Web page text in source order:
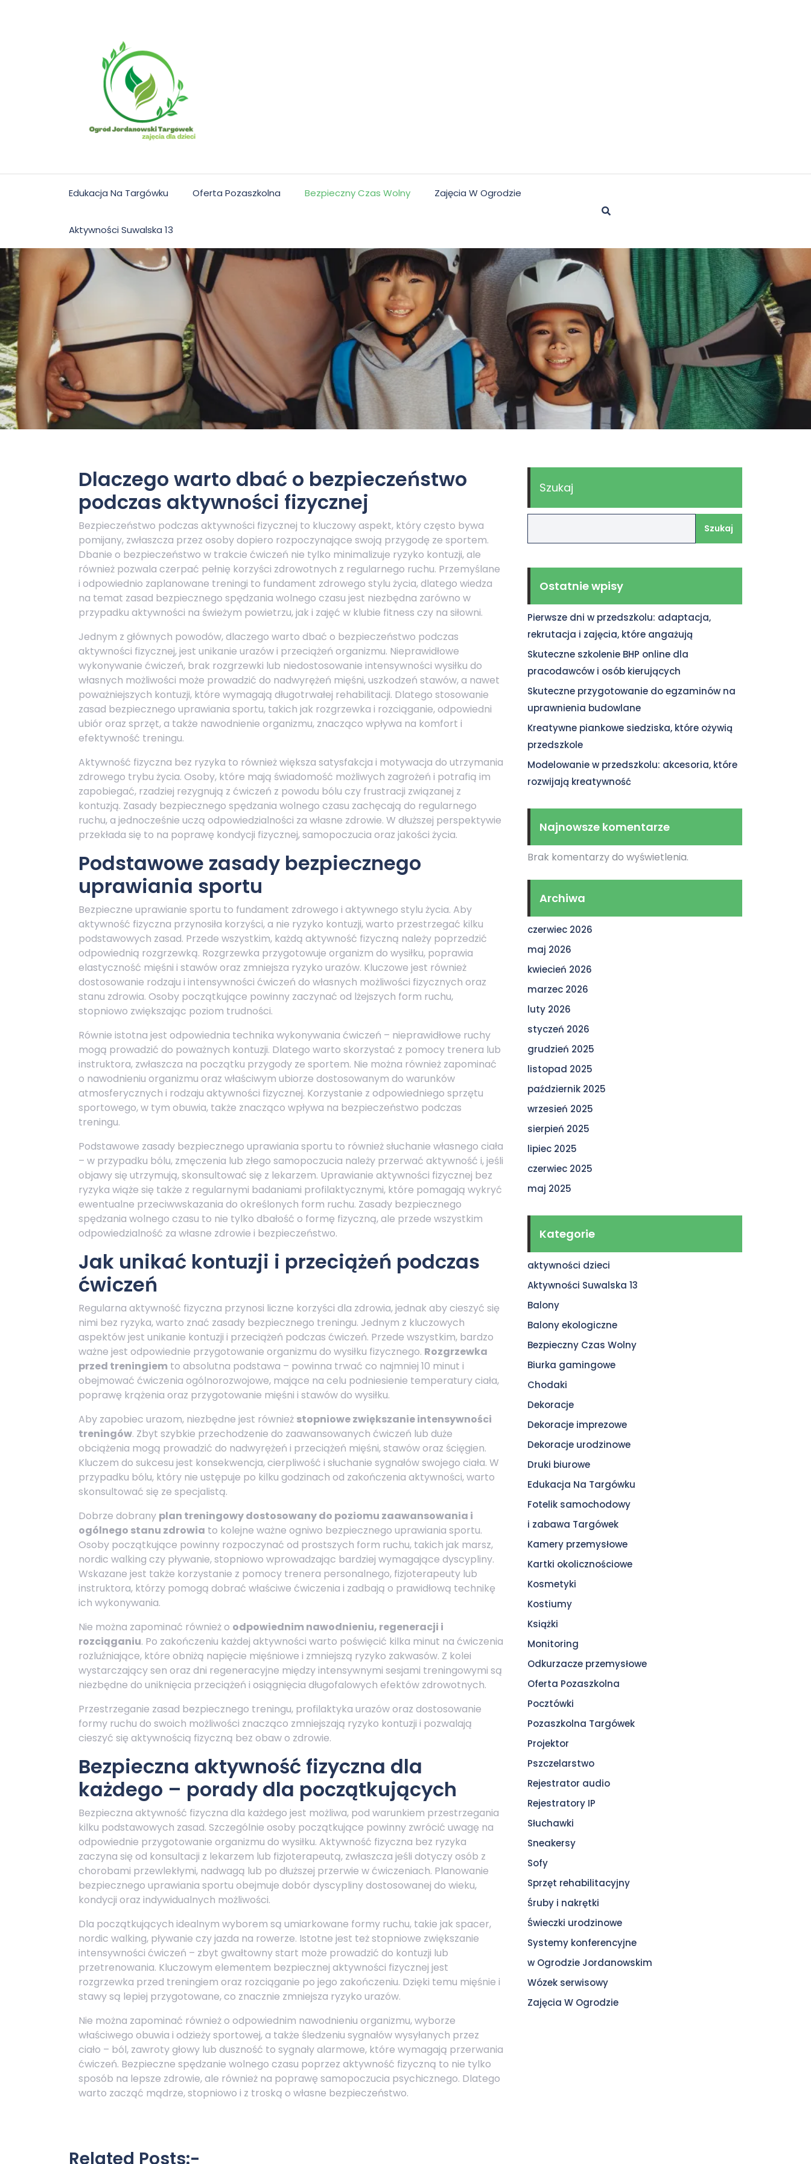
Edukacja Na Targówku Oferta Pozaszkolna Bezpieczny Czas Wolny Zajęcia W Ogrodzie
Aktywności Suwalska 13
Dlaczego warto dbać o bezpieczeństwo
podczas aktywności fizycznej
Bezpieczeństwo podczas aktywności fizycznej to kluczowy aspekt, który często bywa
pomijany, zwłaszcza przez osoby dopiero rozpoczynające swoją przygodę ze sportem.
Dbanie o bezpieczeństwo w trakcie ćwiczeń nie tylko minimalizuje ryzyko kontuzji, ale
również pozwala czerpać pełnię korzyści zdrowotnych z regularnego ruchu. Przemyślane
i odpowiednio zaplanowane treningi to fundament zdrowego stylu życia, dlatego wiedza
na temat zasad bezpiecznego spędzania wolnego czasu jest niezbędna zarówno w
przypadku aktywności na świeżym powietrzu, jak i zajęć w klubie fitness czy na siłowni.
Jednym z głównych powodów, dlaczego warto dbać o bezpieczeństwo podczas
aktywności fizycznej, jest unikanie urazów i przeciążeń organizmu. Nieprawidłowe
wykonywanie ćwiczeń, brak rozgrzewki lub niedostosowanie intensywności wysiłku do
własnych możliwości może prowadzić do nadwyrężeń mięśni, uszkodzeń stawów, a nawet
poważniejszych kontuzji, które wymagają długotrwałej rehabilitacji. Dlatego stosowanie
zasad bezpiecznego uprawiania sportu, takich jak rozgrzewka i rozciąganie, odpowiedni
ubiór oraz sprzęt, a także nawodnienie organizmu, znacząco wpływa na komfort i
efektywność treningu.
Aktywność fizyczna bez ryzyka to również większa satysfakcja i motywacja do utrzymania
zdrowego trybu życia. Osoby, które mają świadomość możliwych zagrożeń i potrafią im
zapobiegać, rzadziej rezygnują z ćwiczeń z powodu bólu czy frustracji związanej z
kontuzją. Zasady bezpiecznego spędzania wolnego czasu zachęcają do regularnego
ruchu, a jednocześnie uczą odpowiedzialności za własne zdrowie. W dłuższej perspektywie
przekłada się to na poprawę kondycji fizycznej, samopoczucia oraz jakości życia.
Podstawowe zasady bezpiecznego
uprawiania sportu
Bezpieczne uprawianie sportu to fundament zdrowego i aktywnego stylu życia. Aby
aktywność fizyczna przynosiła korzyści, a nie ryzyko kontuzji, warto przestrzegać kilku
podstawowych zasad. Przede wszystkim, każdą aktywność fizyczną należy poprzedzić
odpowiednią rozgrzewką. Rozgrzewka przygotowuje organizm do wysiłku, poprawia
elastyczność mięśni i stawów oraz zmniejsza ryzyko urazów. Kluczowe jest również
dostosowanie rodzaju i intensywności ćwiczeń do własnych możliwości fizycznych oraz
stanu zdrowia. Osoby początkujące powinny zaczynać od lżejszych form ruchu,
stopniowo zwiększając poziom trudności.
Równie istotna jest odpowiednia technika wykonywania ćwiczeń – nieprawidłowe ruchy
mogą prowadzić do poważnych kontuzji. Dlatego warto skorzystać z pomocy trenera lub
instruktora, zwłaszcza na początku przygody ze sportem. Nie można również zapominać
o nawodnieniu organizmu oraz właściwym ubiorze dostosowanym do warunków
atmosferycznych i rodzaju aktywności fizycznej. Korzystanie z odpowiedniego sprzętu
sportowego, w tym obuwia, także znacząco wpływa na bezpieczeństwo podczas
treningu.
Podstawowe zasady bezpiecznego uprawiania sportu to również słuchanie własnego ciała
– w przypadku bólu, zmęczenia lub złego samopoczucia należy przerwać aktywność i, jeśli
objawy się utrzymują, skonsultować się z lekarzem. Uprawianie aktywności fizycznej bez
ryzyka wiąże się także z regularnymi badaniami profilaktycznymi, które pomagają wykryć
ewentualne przeciwwskazania do określonych form ruchu. Zasady bezpiecznego
spędzania wolnego czasu to nie tylko dbałość o formę fizyczną, ale przede wszystkim
odpowiedzialność za własne zdrowie i bezpieczeństwo.
Jak unikać kontuzji i przeciążeń podczas
ćwiczeń
Regularna aktywność fizyczna przynosi liczne korzyści dla zdrowia, jednak aby cieszyć się
nimi bez ryzyka, warto znać zasady bezpiecznego treningu. Jednym z kluczowych
aspektów jest unikanie kontuzji i przeciążeń podczas ćwiczeń. Przede wszystkim, bardzo
ważne jest odpowiednie przygotowanie organizmu do wysiłku fizycznego. Rozgrzewka
przed treningiem to absolutna podstawa – powinna trwać co najmniej 10 minut i
obejmować ćwiczenia ogólnorozwojowe, mające na celu podniesienie temperatury ciała,
poprawę krążenia oraz przygotowanie mięśni i stawów do wysiłku.
Aby zapobiec urazom, niezbędne jest również stopniowe zwiększanie intensywności
treningów. Zbyt szybkie przechodzenie do zaawansowanych ćwiczeń lub duże
obciążenia mogą prowadzić do nadwyrężeń i przeciążeń mięśni, stawów oraz ścięgien.
Kluczem do sukcesu jest konsekwencja, cierpliwość i słuchanie sygnałów swojego ciała. W
przypadku bólu, który nie ustępuje po kilku godzinach od zakończenia aktywności, warto
skonsultować się ze specjalistą.
Dobrze dobrany plan treningowy dostosowany do poziomu zaawansowania i
ogólnego stanu zdrowia to kolejne ważne ogniwo bezpiecznego uprawiania sportu.
Osoby początkujące powinny rozpoczynać od prostszych form ruchu, takich jak marsz,
nordic walking czy pływanie, stopniowo wprowadzając bardziej wymagające dyscypliny.
Wskazane jest także korzystanie z pomocy trenera personalnego, fizjoterapeuty lub
instruktora, którzy pomogą dobrać właściwe ćwiczenia i zadbają o prawidłową technikę
ich wykonywania.
Nie można zapominać również o odpowiednim nawodnieniu, regeneracji i
rozciąganiu. Po zakończeniu każdej aktywności warto poświęcić kilka minut na ćwiczenia
rozluźniające, które obniżą napięcie mięśniowe i zmniejszą ryzyko zakwasów. Z kolei
wystarczający sen oraz dni regeneracyjne między intensywnymi sesjami treningowymi są
niezbędne do uniknięcia przeciążeń i osiągnięcia długofalowych efektów zdrowotnych.
Przestrzeganie zasad bezpiecznego treningu, profilaktyka urazów oraz dostosowanie
formy ruchu do swoich możliwości znacząco zmniejszają ryzyko kontuzji i pozwalają
cieszyć się aktywnością fizyczną bez obaw o zdrowie.
Bezpieczna aktywność fizyczna dla
każdego – porady dla początkujących
Bezpieczna aktywność fizyczna dla każdego jest możliwa, pod warunkiem przestrzegania
kilku podstawowych zasad. Szczególnie osoby początkujące powinny zwrócić uwagę na
odpowiednie przygotowanie organizmu do wysiłku. Aktywność fizyczna bez ryzyka
zaczyna się od konsultacji z lekarzem lub fizjoterapeutą, zwłaszcza jeśli dotyczy osób z
chorobami przewlekłymi, nadwagą lub po dłuższej przerwie w ćwiczeniach. Planowanie
bezpiecznego uprawiania sportu obejmuje dobór dyscypliny dostosowanej do wieku,
kondycji oraz indywidualnych możliwości.
Dla początkujących idealnym wyborem są umiarkowane formy ruchu, takie jak spacer,
nordic walking, pływanie czy jazda na rowerze. Istotne jest też stopniowe zwiększanie
intensywności ćwiczeń – zbyt gwałtowny start może prowadzić do kontuzji lub
przetrenowania. Kluczowym elementem bezpiecznej aktywności fizycznej jest
rozgrzewka przed treningiem oraz rozciąganie po jego zakończeniu. Dzięki temu mięśnie i
stawy są lepiej przygotowane, co znacznie zmniejsza ryzyko urazów.
Nie można zapominać również o odpowiednim nawodnieniu organizmu, wyborze
właściwego obuwia i odzieży sportowej, a także śledzeniu sygnałów wysyłanych przez
ciało – ból, zawroty głowy lub duszność to sygnały alarmowe, które wymagają przerwania
ćwiczeń. Bezpieczne spędzanie wolnego czasu poprzez aktywność fizyczną to nie tylko
sposób na lepsze zdrowie, ale również na poprawę samopoczucia psychicznego. Dlatego
warto zacząć mądrze, stopniowo i z troską o własne bezpieczeństwo.
Related Posts:-
Szukaj
Szukaj
Ostatnie wpisy
Pierwsze dni w przedszkolu: adaptacja,
rekrutacja i zajęcia, które angażują
Skuteczne szkolenie BHP online dla
pracodawców i osób kierujących
Skuteczne przygotowanie do egzaminów na
uprawnienia budowlane
Kreatywne piankowe siedziska, które ożywią
przedszkole
Modelowanie w przedszkolu: akcesoria, które
rozwijają kreatywność
Najnowsze komentarze
Brak komentarzy do wyświetlenia.
Archiwa
czerwiec 2026
maj 2026
kwiecień 2026
marzec 2026
luty 2026
styczeń 2026
grudzień 2025
listopad 2025
październik 2025
wrzesień 2025
sierpień 2025
lipiec 2025
czerwiec 2025
maj 2025
Kategorie
aktywności dzieci
Aktywności Suwalska 13
Balony
Balony ekologiczne
Bezpieczny Czas Wolny
Biurka gamingowe
Chodaki
Dekoracje
Dekoracje imprezowe
Dekoracje urodzinowe
Druki biurowe
Edukacja Na Targówku
Fotelik samochodowy
i zabawa Targówek
Kamery przemysłowe
Kartki okolicznościowe
Kosmetyki
Kostiumy
Książki
Monitoring
Odkurzacze przemysłowe
Oferta Pozaszkolna
Pocztówki
Pozaszkolna Targówek
Projektor
Pszczelarstwo
Rejestrator audio
Rejestratory IP
Słuchawki
Sneakersy
Sofy
Sprzęt rehabilitacyjny
Śruby i nakrętki
Świeczki urodzinowe
Systemy konferencyjne
w Ogrodzie Jordanowskim
Wózek serwisowy
Zajęcia W Ogrodzie